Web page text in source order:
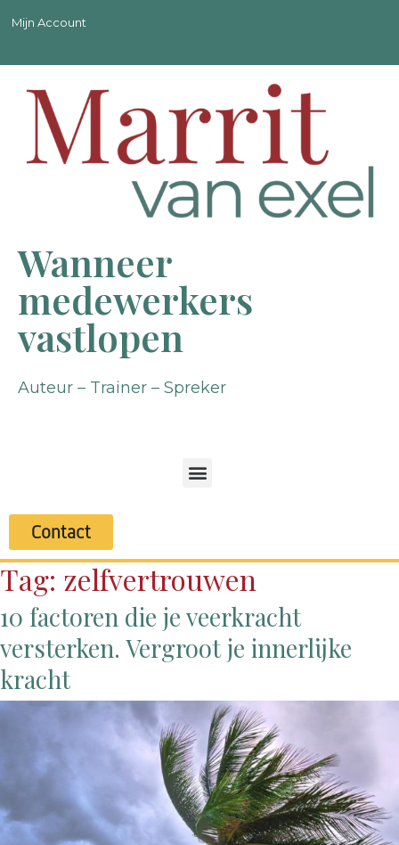
Mijn Account
Wanneer
medewerkers
vastlopen
Auteur – Trainer – Spreker
Contact
Tag: zelfvertrouwen
10 factoren die je veerkracht
versterken. Vergroot je innerlijke
kracht